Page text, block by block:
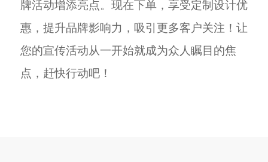
牌活动增添亮点。现在下单，享受定制设计优
惠，提升品牌影响力，吸引更多客户关注！让
您的宣传活动从一开始就成为众人瞩目的焦
点，赶快行动吧！